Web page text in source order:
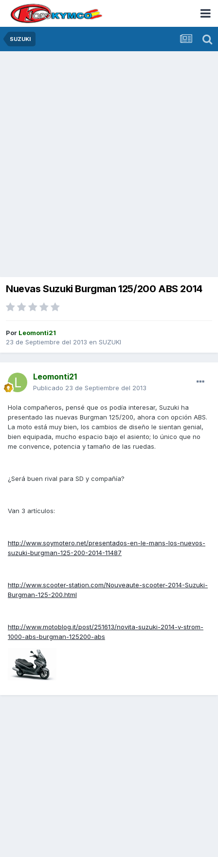
SUZUKI
Nuevas Suzuki Burgman 125/200 ABS 2014
Por Leomonti21
23 de Septiembre del 2013 en SUZUKI
Leomonti21
Publicado 23 de Septiembre del 2013
Hola compañeros, pensé que os podía interesar, Suzuki ha
presentado las nuevas Burgman 125/200, ahora con opción ABS.
La moto está muy bien, los cambios de diseño le sientan genial,
bien equipada, mucho espacio bajo el asiento; lo único que no
me convence, potencia y tamaño de las ruedas.
¿Será buen rival para SD y compañía?
Van 3 artículos:
http://www.soymotero.net/presentados-en-le-mans-los-nuevos-
suzuki-burgman-125-200-2014-11487
http://www.scooter-station.com/Nouveaute-scooter-2014-Suzuki-
Burgman-125-200.html
http://www.motoblog.it/post/251613/novita-suzuki-2014-v-strom-
1000-abs-burgman-125200-abs